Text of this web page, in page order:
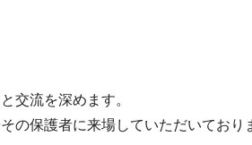
交流を深めます。
の保護者に来場していただいており